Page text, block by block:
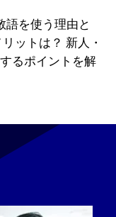
語を使う理由と
ットは？ 新人・
るポイントを解